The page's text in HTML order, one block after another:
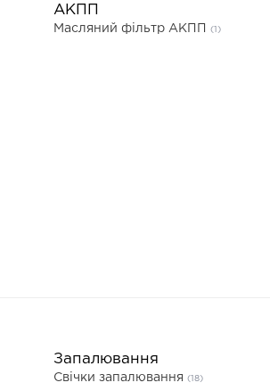
АКПП
Масляний фільтр АКПП (1)
Запалювання
Свічки запалювання (18)